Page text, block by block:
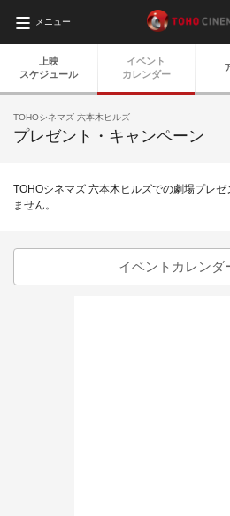
メニュー
上映
スケジュール
イベント
カレンダー
TOHOシネマズ 六本木ヒルズ
プレゼント・キャンペーン
TOHOシネマズ 六本木ヒルズでの劇場プレ
ません。
イベントカレンダ